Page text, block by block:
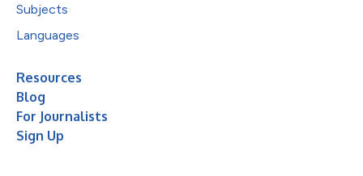
Subjects
Languages
Resources
Blog
For Journalists
Sign Up